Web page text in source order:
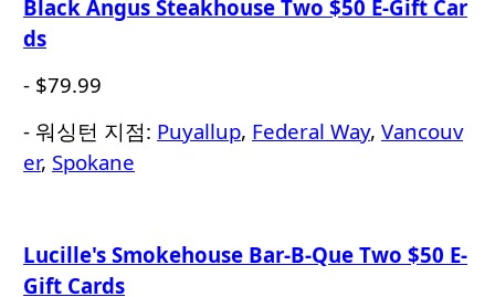
Black Angus Steakhouse Two $50 E-Gift Car
ds
- $79.99
- 워싱턴 지점: Puyallup, Federal Way, Vancouv
er, Spokane
Lucille's Smokehouse Bar-B-Que Two $50 E-
Gift Cards